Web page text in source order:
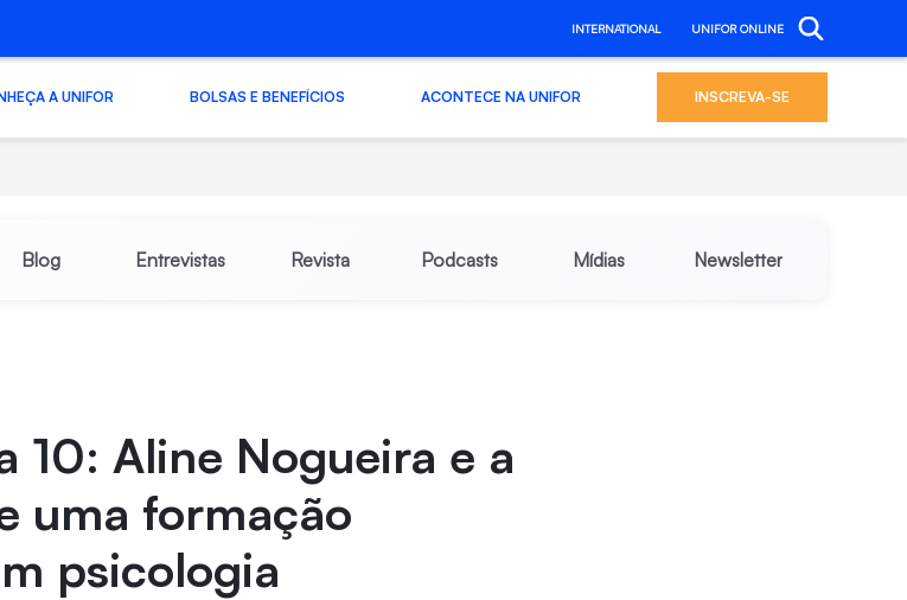
INTERNATIONAL UNIFOR ONLINE
A UNIFOR BOLSAS E BENEFÍCIOS ACONTECE NA UNIFOR INSCREVA-SE
Blog Entrevistas Revista Podcasts Mídias Newsletter
10: Aline Nogueira e a
uma formação
psicologia